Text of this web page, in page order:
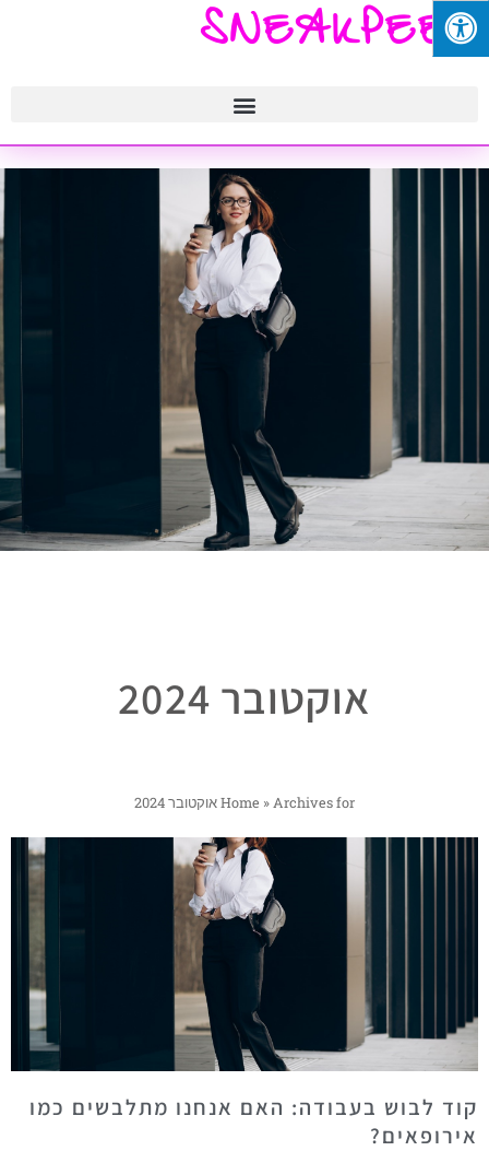
SNEAKPEEK
אוקטובר 2024
Home » Archives for אוקטובר 2024
קוד לבוש בעבודה: האם אנחנו מתלבשים כמו
אירופאים?